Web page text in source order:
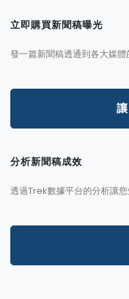
立即購買新聞稿曝光
發一篇新聞稿透通到各大媒體
分析新聞稿成效
透過Trek數據平台的分析讓